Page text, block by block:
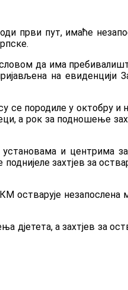
први пут, имаће
да има
на
се породиле у октобру
а рок за подношење
и центрима
захтјев за
остварује незапослена
дјетета, а захтјев за